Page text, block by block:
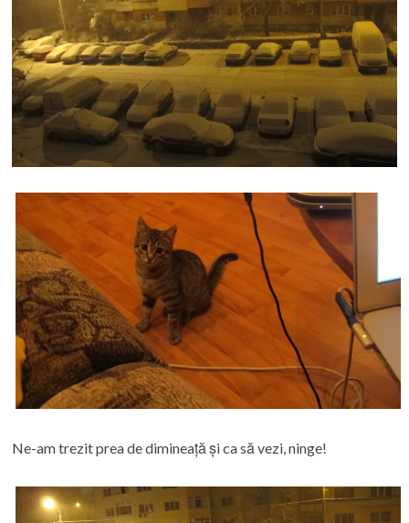
Ne-am trezit prea de dimineață și ca să vezi, ninge!